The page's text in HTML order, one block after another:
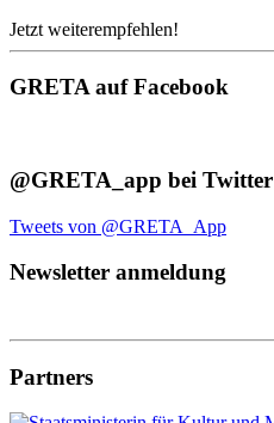
Jetzt weiterempfehlen!
GRETA auf Facebook
@GRETA_app bei Twitter
Tweets von @GRETA_App
Newsletter anmeldung
Partners